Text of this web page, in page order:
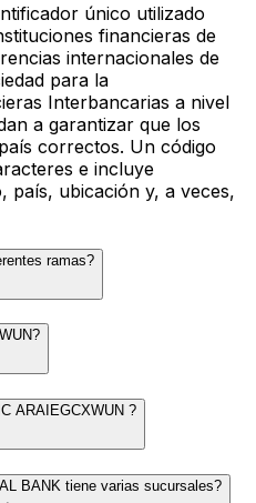
único utilizado
financieras de
internacionales de
para la
Interbancarias a nivel
a garantizar que los
correctos. Un código
e incluye
país, ubicación y, a veces,
ramas?
ARAIEGCXWUN ?
BANK tiene varias sucursales?